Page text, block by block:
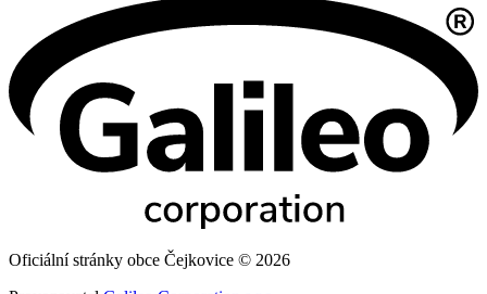
Oficiální stránky obce Čejkovice © 2026